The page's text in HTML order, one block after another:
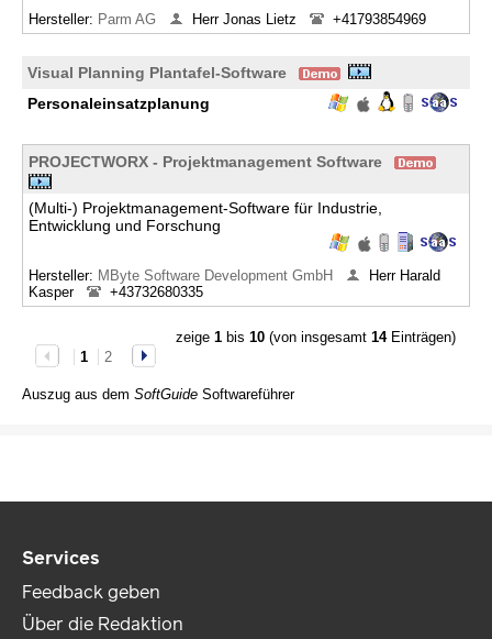
Hersteller: Parm AG Herr Jonas Lietz +41793854969
Visual Planning Plantafel-Software
Personaleinsatzplanung
PROJECTWORX - Projektmanagement Software
(Multi-) Projektmanagement-Software für Industrie,
Entwicklung und Forschung
Hersteller: MByte Software Development GmbH
Herr Harald
Kasper
+43732680335
zeige 1bis 10(von insgesamt 14Einträgen)
1
2
Auszug aus dem SoftGuide Softwareführer
Services
Feedback geben
Über die Redaktion